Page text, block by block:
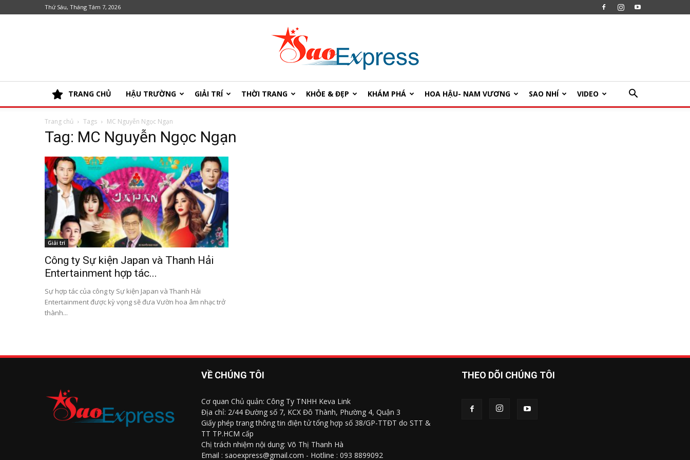
Thứ Sáu, Tháng Tám 7, 2026
SaoExpress
TRANG CHỦ HẬU TRƯỜNG GIẢI TRÍ THỜI TRANG KHỎE & ĐẸP KHÁM PHÁ HOA HẬU- NAM VƯƠNG SAO NHÍ VIDEO
Trang chủ Tags MC Nguyễn Ngọc Ngạn
Tag: MC Nguyễn Ngọc Ngạn
Giải trí
Công ty Sự kiện Japan và Thanh Hải
Entertainment hợp tác...
Sự hợp tác của công ty Sự kiện Japan và Thanh Hải
Entertainment được kỳ vọng sẽ đưa Vườn hoa âm nhạc trở
thành...
VỀ CHÚNG TÔI
Cơ quan Chủ quản: Công Ty TNHH Keva Link
Địa chỉ: 2/44 Đường số 7, KCX Đô Thành, Phường 4, Quận 3
Giấy phép trang thông tin điện tử tổng hợp số 38/GP-TTĐT do STT &
TT TP.HCM cấp
Chị trách nhiệm nội dung: Võ Thị Thanh Hà
Email : saoexpress@gmail.com - Hotline : 093 8899092
THEO DÕI CHÚNG TÔI